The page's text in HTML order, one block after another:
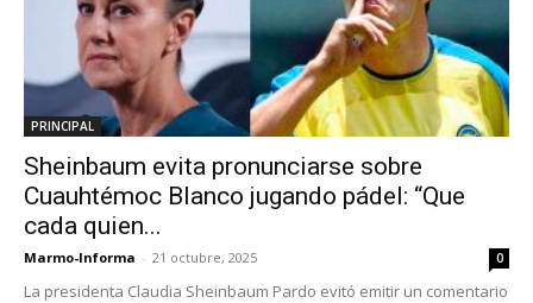
PRINCIPAL
Sheinbaum evita pronunciarse sobre
Cuauhtémoc Blanco jugando pádel: “Que
cada quien...
Marmo-Informa - 21 octubre, 2025 0
La presidenta Claudia Sheinbaum Pardo evitó emitir un comentario